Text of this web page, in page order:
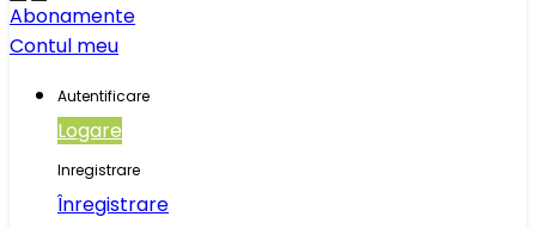
Abonamente
Contul meu
Autentificare
Logare
Inregistrare
Înregistrare